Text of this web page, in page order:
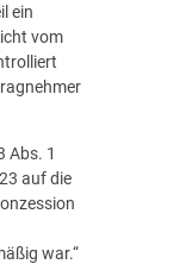
ein
vom
Abs. 1
auf die
war.“